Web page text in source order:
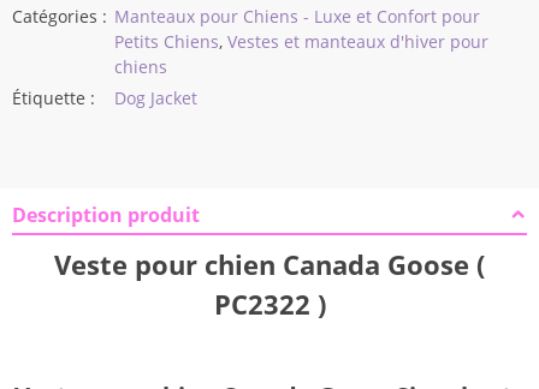
Catégories : Manteaux pour Chiens - Luxe et Confort pour
Petits Chiens, Vestes et manteaux d'hiver pour
chiens
Étiquette :
Dog Jacket
Description produit
Veste pour chien Canada Goose (
PC2322 )